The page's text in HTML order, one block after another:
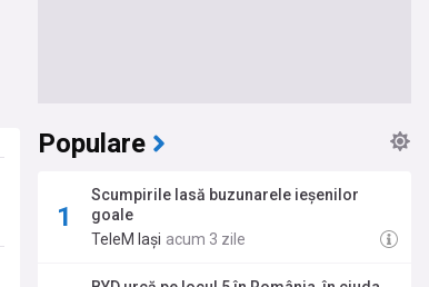
Populare
Scumpirile lasă buzunarele ieșenilor
goale
TeleM Iași acum 3 zile